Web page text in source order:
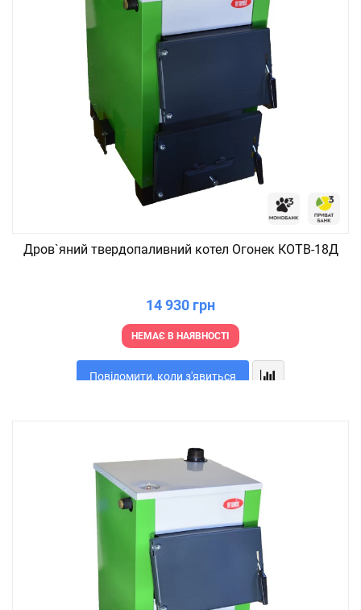
Дров`яний твердопаливний котел Огонек КОТВ-18Д
14 930 грн
НЕМАЄ В НАЯВНОСТІ
Повідомити, коли з'явиться